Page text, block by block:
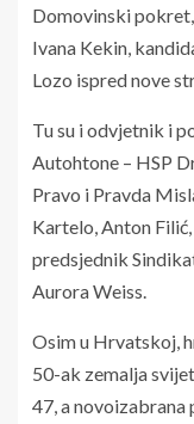
Domovinski pokret,
Ivana Kekin,
Lozo ispred nove
Tu su i odvjetnik i
Autohtone – HSP
Pravo i Pravda
Kartelo, Anton
predsjednik
Aurora Weiss.
Osim u Hrvatskoj,
50-ak zemalja
47, a novoizabrana